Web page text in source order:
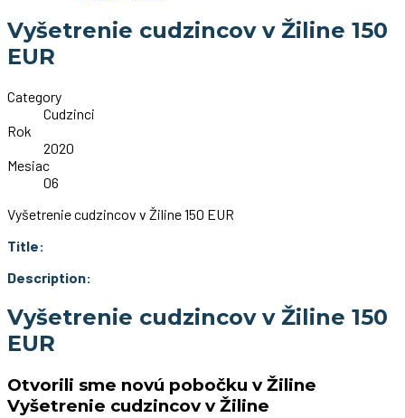
Vyšetrenie cudzincov v Žiline 150
EUR
Category
Cudzinci
Rok
2020
Mesiac
06
Vyšetrenie cudzincov v Žiline 150 EUR
Title:
Description:
Vyšetrenie cudzincov v Žiline 150
EUR
Otvorili sme novú pobočku v Žiline
Vyšetrenie cudzincov v Žiline